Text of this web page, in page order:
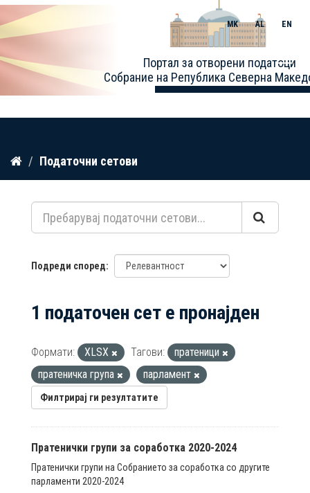
Прескокнете
содржина
Портал за отворени податоци
Собрание на Република Северна
MK AL EN
Toggle
Податочни сетови
Подреди според
1 податочен сет е пронајден
Формати: XLSX Тагови:
пратеници
пратеничка група
парламент
Филтрирај ги резултатите
Пратенички групи за соработка 2020-2024
Пратенички групи на Собранието за соработка со другите
парламенти 2020-2024